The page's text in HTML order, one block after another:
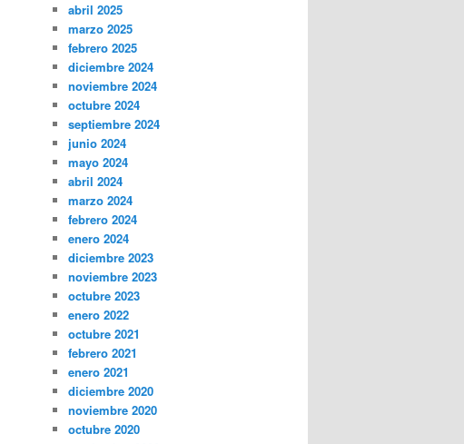
abril 2025
marzo 2025
febrero 2025
diciembre 2024
noviembre 2024
octubre 2024
septiembre 2024
junio 2024
mayo 2024
abril 2024
marzo 2024
febrero 2024
enero 2024
diciembre 2023
noviembre 2023
octubre 2023
enero 2022
octubre 2021
febrero 2021
enero 2021
diciembre 2020
noviembre 2020
octubre 2020